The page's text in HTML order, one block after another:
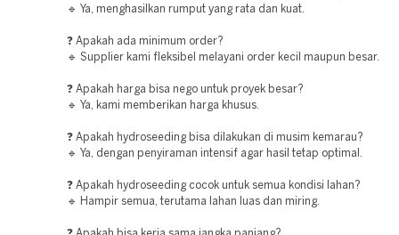
🔹 Ya, menghasilkan rumput yang rata dan kuat.
❓ Apakah ada minimum order?
🔹 Supplier kami fleksibel melayani order kecil maupun besar.
❓ Apakah harga bisa nego untuk proyek besar?
🔹 Ya, kami memberikan harga khusus.
❓ Apakah hydroseeding bisa dilakukan di musim kemarau?
🔹 Ya, dengan penyiraman intensif agar hasil tetap optimal.
❓ Apakah hydroseeding cocok untuk semua kondisi lahan?
🔹 Hampir semua, terutama lahan luas dan miring.